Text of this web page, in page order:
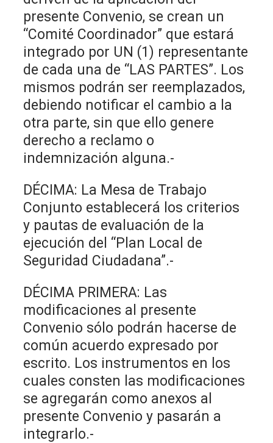
presente Convenio, se crean un
“Comité Coordinador” que estará
integrado por UN (1) representante
de cada una de “LAS PARTES”. Los
mismos podrán ser reemplazados,
debiendo notificar el cambio a la
otra parte, sin que ello genere
derecho a reclamo o
indemnización alguna.-
DÉCIMA: La Mesa de Trabajo
Conjunto establecerá los criterios
y pautas de evaluación de la
ejecución del “Plan Local de
Seguridad Ciudadana”.-
DÉCIMA PRIMERA: Las
modificaciones al presente
Convenio sólo podrán hacerse de
común acuerdo expresado por
escrito. Los instrumentos en los
cuales consten las modificaciones
se agregarán como anexos al
presente Convenio y pasarán a
integrarlo.-